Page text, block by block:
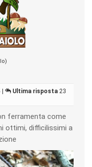
| Ultima risposta 23
ferramenta come
ottimi, difficilissimi a